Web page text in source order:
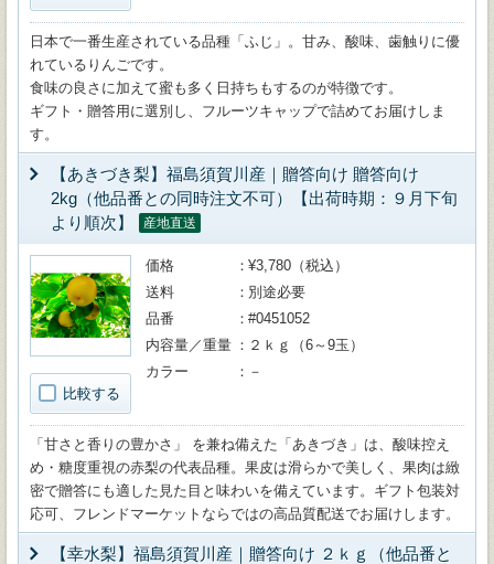
日本で一番生産されている品種「ふじ」。甘み、酸味、歯触りに優
れているりんごです。
食味の良さに加えて蜜も多く日持ちもするのが特徴です。
ギフト・贈答用に選別し、フルーツキャップで詰めてお届けしま
す。
【あきづき梨】福島須賀川産｜贈答向け 贈答向け
2kg（他品番との同時注文不可）【出荷時期：９月下旬
より順次】
産地直送
比較する
価格
¥3,780（税込）
送料
別途必要
品番
#0451052
内容量／重量
２ｋｇ（6～9玉）
カラー
－
「甘さと香りの豊かさ」 を兼ね備えた「あきづき」は、酸味控え
め・糖度重視の赤梨の代表品種。果皮は滑らかで美しく、果肉は緻
密で贈答にも適した見た目と味わいを備えています。ギフト包装対
応可、フレンドマーケットならではの高品質配送でお届けします。
【幸水梨】福島須賀川産｜贈答向け ２ｋｇ（他品番と